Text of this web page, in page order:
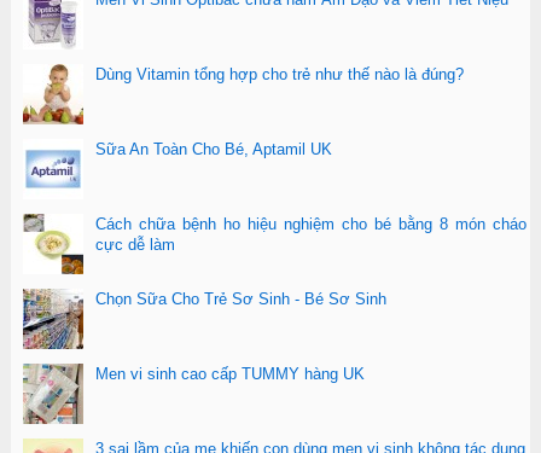
Dùng Vitamin tổng hợp cho trẻ như thế nào là đúng?
Sữa An Toàn Cho Bé, Aptamil UK
Cách chữa bệnh ho hiệu nghiệm cho bé bằng 8 món cháo
cực dễ làm
Chọn Sữa Cho Trẻ Sơ Sinh - Bé Sơ Sinh
Men vi sinh cao cấp TUMMY hàng UK
3 sai lầm của mẹ khiến con dùng men vi sinh không tác dụng